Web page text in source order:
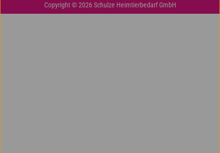
Copyright © 2026 Schulze Heimtierbedarf GmbH